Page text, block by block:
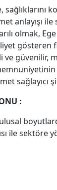
sağlıklarını
anlayışı
olmak,
gösteren
ve güvenilir,
sağlayıcı
:
ile sektöre